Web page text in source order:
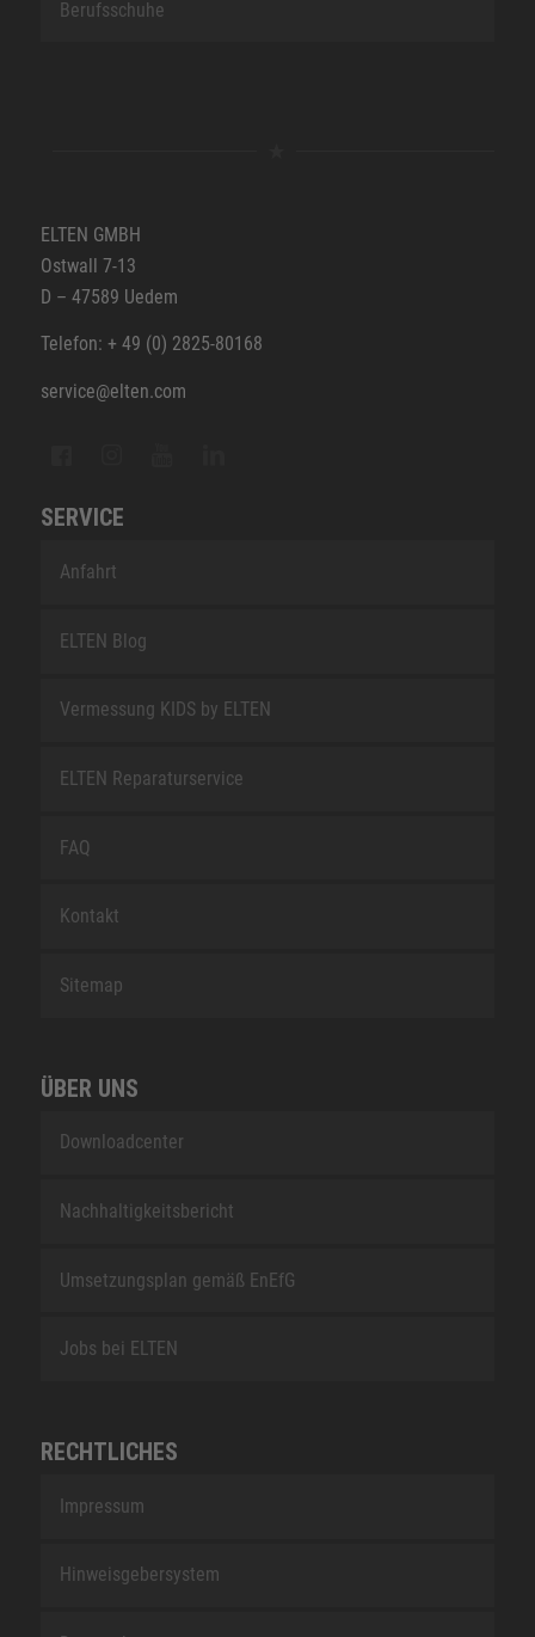
Berufsschuhe
ELTEN GMBH
Ostwall 7-13
D – 47589 Uedem
Telefon: + 49 (0) 2825-80168
service@elten.com
SERVICE
Anfahrt
ELTEN Blog
Vermessung KIDS by ELTEN
ELTEN Reparaturservice
FAQ
Kontakt
Sitemap
ÜBER UNS
Downloadcenter
Nachhaltigkeitsbericht
Umsetzungsplan gemäß EnEfG
Jobs bei ELTEN
RECHTLICHES
Impressum
Hinweisgebersystem